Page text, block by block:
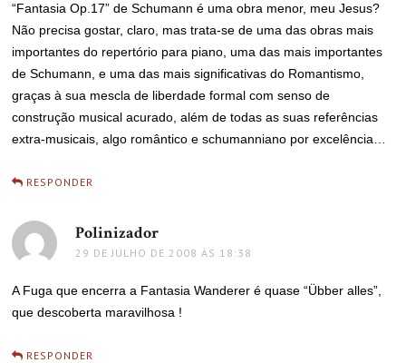
“Fantasia Op.17” de Schumann é uma obra menor, meu Jesus?
Não precisa gostar, claro, mas trata-se de uma das obras mais
importantes do repertório para piano, uma das mais importantes
de Schumann, e uma das mais significativas do Romantismo,
graças à sua mescla de liberdade formal com senso de
construção musical acurado, além de todas as suas referências
extra-musicais, algo romântico e schumanniano por excelência…
RESPONDER
Polinizador
29 DE JULHO DE 2008 ÀS 18:38
A Fuga que encerra a Fantasia Wanderer é quase “Übber alles”,
que descoberta maravilhosa !
RESPONDER